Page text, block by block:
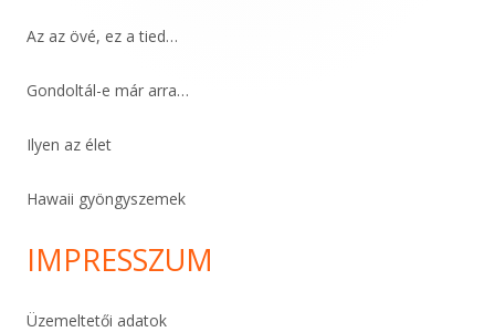
Az az övé, ez a tied…
Gondoltál-e már arra…
Ilyen az élet
Hawaii gyöngyszemek
IMPRESSZUM
Üzemeltetői adatok